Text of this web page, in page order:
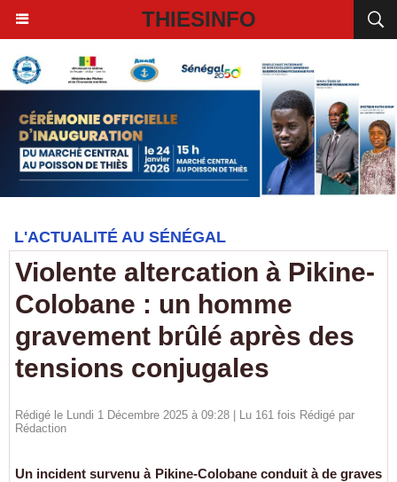
THIESINFO
L'ACTUALITÉ AU SÉNÉGAL
Violente altercation à Pikine-
Colobane : un homme
gravement brûlé après des
tensions conjugales
Rédigé le Lundi 1 Décembre 2025 à 09:28 | Lu 161 fois Rédigé par
Rédaction
Un incident survenu à Pikine-Colobane conduit à de graves